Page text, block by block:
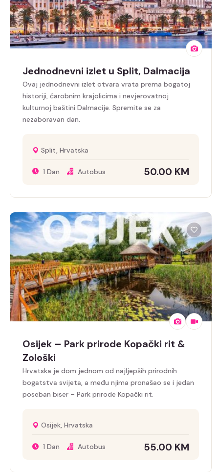
Jednodnevni izlet u Split, Dalmacija
Ovaj jednodnevni izlet otvara vrata prema bogatoj
historiji, čarobnim krajolicima i nevjerovatnoj
kulturnoj baštini Dalmacije. Spremite se za
nezaboravan dan.
Split, Hrvatska
1 Dan Autobus 50.00 KM
Osijek – Park prirode Kopački rit &
Zološki
Hrvatska je dom jednom od najljepših prirodnih
bogatstva svijeta, a među njima pronašao se i jedan
poseban biser – Park prirode Kopački rit.
Osijek, Hrvatska
1 Dan Autobus 55.00 KM